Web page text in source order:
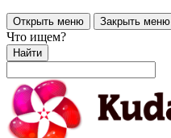
Открыть меню Закрыть меню
Что ищем?
Найти